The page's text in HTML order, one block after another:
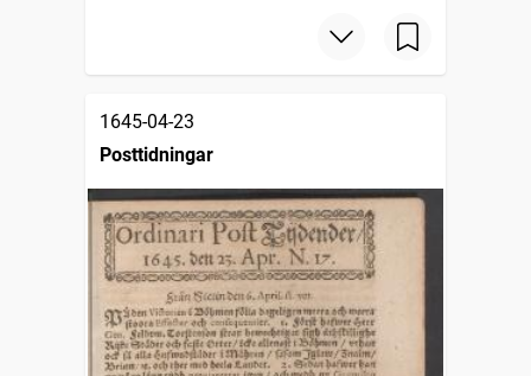
1645-04-23
Posttidningar